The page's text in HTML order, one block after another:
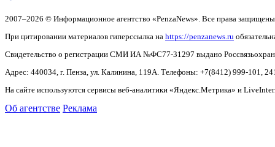
2007–2026 © Информационное агентство «PenzaNews». Все права
При цитировании материалов гиперссылка на https://penzanews.ru
Свидетельство о регистрации СМИ ИА №ФС77-31297 выдано
Адрес: 440034, г. Пенза, ул. Калинина, 119А. Телефоны: +7(8412) 999-101,
На сайте используются сервисы веб-аналитики «Яндекс.Метрика» и
Об агентстве Реклама